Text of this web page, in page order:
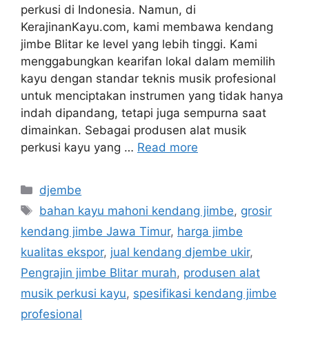
perkusi di Indonesia. Namun, di
KerajinanKayu.com, kami membawa kendang
jimbe Blitar ke level yang lebih tinggi. Kami
menggabungkan kearifan lokal dalam memilih
kayu dengan standar teknis musik profesional
untuk menciptakan instrumen yang tidak hanya
indah dipandang, tetapi juga sempurna saat
dimainkan. Sebagai produsen alat musik
perkusi kayu yang … Read more
Categories
djembe
Tags
bahan kayu mahoni kendang jimbe, grosir
kendang jimbe Jawa Timur, harga jimbe
kualitas ekspor, jual kendang djembe ukir,
Pengrajin jimbe Blitar murah, produsen alat
musik perkusi kayu, spesifikasi kendang jimbe
profesional